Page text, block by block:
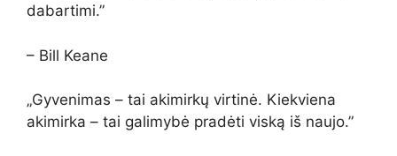
dabartimi.”
– Bill Keane
„Gyvenimas – tai akimirkų virtinė. Kiekviena
akimirka – tai galimybė pradėti viską iš naujo.”